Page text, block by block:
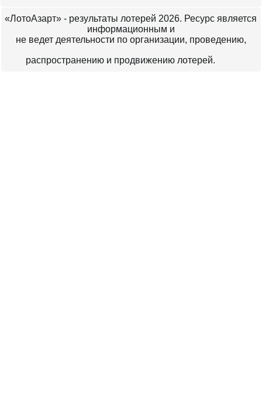
«ЛотоАзарт» - результаты лотерей 2026. Ресурс является
информационным и
не ведет деятельности по организации, проведению,
распространению и продвижению лотерей.